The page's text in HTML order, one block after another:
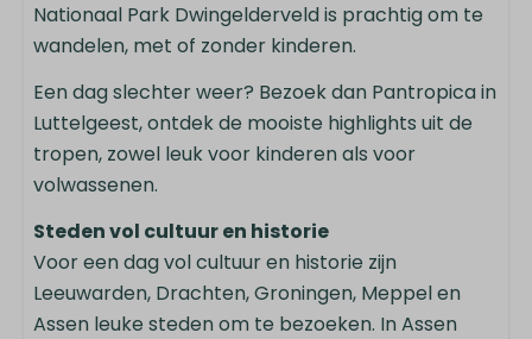
Nationaal Park Dwingelderveld is prachtig om te
wandelen, met of zonder kinderen.
Een dag slechter weer? Bezoek dan Pantropica in
Luttelgeest, ontdek de mooiste highlights uit de
tropen, zowel leuk voor kinderen als voor
volwassenen.
Steden vol cultuur en historie
Voor een dag vol cultuur en historie zijn
Leeuwarden, Drachten, Groningen, Meppel en
Assen leuke steden om te bezoeken. In Assen